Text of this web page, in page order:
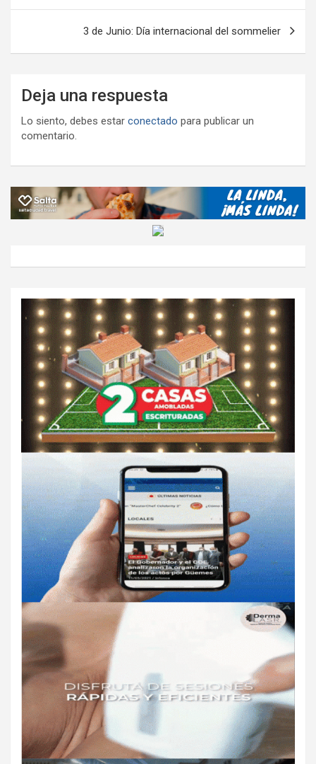
entradas
3 de Junio: Día internacional del sommelier
Deja una respuesta
Lo siento, debes estar conectado para publicar un
comentario.